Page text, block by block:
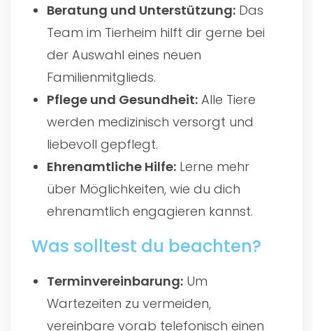
Beratung und Unterstützung: Das
Team im Tierheim hilft dir gerne bei
der Auswahl eines neuen
Familienmitglieds.
Pflege und Gesundheit: Alle Tiere
werden medizinisch versorgt und
liebevoll gepflegt.
Ehrenamtliche Hilfe: Lerne mehr
über Möglichkeiten, wie du dich
ehrenamtlich engagieren kannst.
Was solltest du beachten?
Terminvereinbarung: Um
Wartezeiten zu vermeiden,
vereinbare vorab telefonisch einen